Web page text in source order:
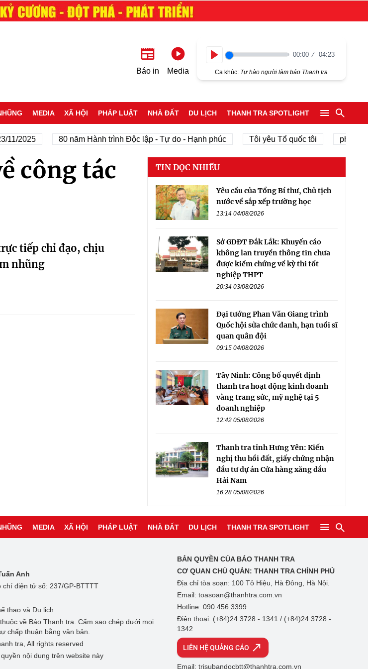
Báo in Media
00:00 04:23
Ca khúc: Tự hào người làm báo Thanh tra
MEDIA XÃ HỘI PHÁP LUẬT NHÀ ĐẤT DU LỊCH THANH TRA SPOTLIGHT
11/2025 80 năm Hành trình Độc lập - Tự do - Hạnh phúc Tôi yêu Tổ quốc tôi phát
công tác
tiếp chỉ đạo, chịu
nhũng
TIN ĐỌC NHIỀU
Yêu cầu của Tổng Bí thư, Chủ tịch
nước về sắp xếp trường học
13:14 04/08/2026
Sở GDĐT Đắk Lắk: Khuyến cáo
không lan truyền thông tin chưa
được kiểm chứng về kỳ thi tốt
nghiệp THPT
20:34 03/08/2026
Đại tướng Phan Văn Giang trình
Quốc hội sửa chức danh, hạn tuổi sĩ
quan quân đội
09:15 04/08/2026
Tây Ninh: Công bố quyết định
thanh tra hoạt động kinh doanh
vàng trang sức, mỹ nghệ tại 5
doanh nghiệp
12:42 05/08/2026
Thanh tra tỉnh Hưng Yên: Kiến
nghị thu hồi đất, giấy chứng nhận
đầu tư dự án Cửa hàng xăng dầu
Hải Nam
16:28 05/08/2026
MEDIA XÃ HỘI PHÁP LUẬT NHÀ ĐẤT DU LỊCH THANH TRA SPOTLIGHT
Anh
chí điện tử số: 237/GP-BTTTT
thao và Du lịch
về Báo Thanh tra. Cấm sao chép dưới mọi
chấp thuận bằng văn bản.
tra, All rights reserved
nội dung trên website này
BẢN QUYỀN CỦA BÁO THANH TRA
CƠ QUAN CHỦ QUẢN: THANH TRA CHÍNH PHỦ
Địa chỉ tòa soạn: 100 Tô Hiệu, Hà Đông, Hà Nội.
Email: toasoan@thanhtra.com.vn
Hotline: 090.456.3399
Điện thoại: (+84)24 3728 - 1341 / (+84)24 3728 -
1342
LIÊN HỆ QUẢNG CÁO
Email: trisubandocbtt@thanhtra.com.vn